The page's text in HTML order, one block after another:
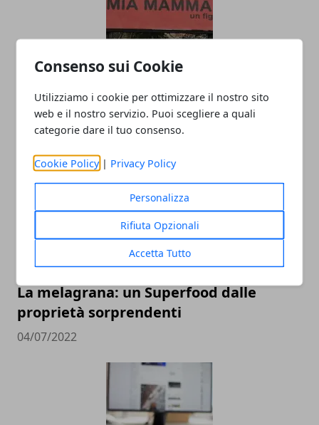
Consenso sui Cookie
Utilizziamo i cookie per ottimizzare il nostro sito
web e il nostro servizio. Puoi scegliere a quali
categorie dare il tuo consenso.
Cookie Policy | Privacy Policy
Personalizza
Rifiuta Opzionali
Accetta Tutto
“La malasanità pugliese ha ucciso mia
mamma”: l’appello di un figlio che
descrive una realtà dolorosa
14/11/2023
La melagrana: un Superfood dalle
proprietà sorprendenti
04/07/2022